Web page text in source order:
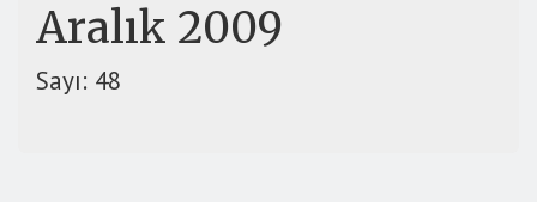
Aralık 2009
Sayı: 48